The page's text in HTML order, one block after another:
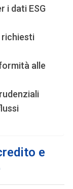
i dati ESG
richiesti
alle
e